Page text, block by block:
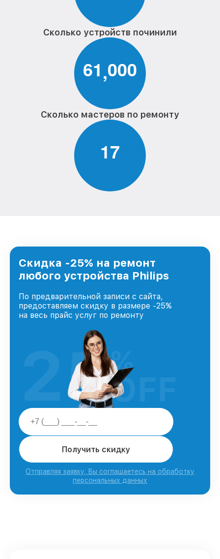
Сколько устройств починили
61,000
Сколько мастеров по ремонту
17
Скидка -25% на ремонт
любого устройства Philips
По предварительной записи с сайта,
предоставляем скидку в размере -25%
на весь прайс услуг по ремонту
Получить скидку
Отправляя заявку, Вы соглашаетесь на обработку
персональных данных
25%
OFF